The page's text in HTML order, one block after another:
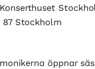
Konserthuset
87 Stockholm
öppnar